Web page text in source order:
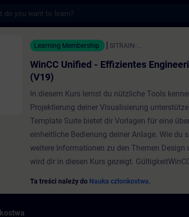
- Effizientes Engineering und
Learning Membership SITRAIN-...
WinCC Unified - Effizientes
(V19)
In diesem Kurs lernst du nützliche Tools
Projektierung deiner Visualisierung
Template Suite bietet dir Vorlagen für eine
einheitliche Bedienung deiner Anlage. Wie du
weitere Informationen zu den Themen Design
wird dir in diesen Kurs gezeigt.
Ta treści należy do Nauka członkostwa.